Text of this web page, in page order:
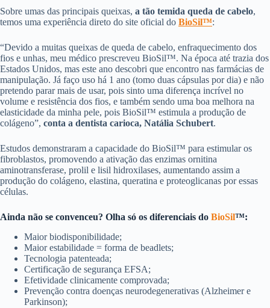
Sobre umas das principais queixas, a tão temida queda de cabelo,
temos uma experiência direto do site oficial do BioSil™:
“Devido a muitas queixas de queda de cabelo, enfraquecimento dos
fios e unhas, meu médico prescreveu BioSil™. Na época até trazia dos
Estados Unidos, mas este ano descobri que encontro nas farmácias de
manipulação. Já faço uso há 1 ano (tomo duas cápsulas por dia) e não
pretendo parar mais de usar, pois sinto uma diferença incrível no
volume e resistência dos fios, e também sendo uma boa melhora na
elasticidade da minha pele, pois BioSil™ estimula a produção de
colágeno”, conta a dentista carioca, Natália Schubert.
Estudos demonstraram a capacidade do BioSil™ para estimular os
fibroblastos, promovendo a ativação das enzimas ornitina
aminotransferase, prolil e lisil hidroxilases, aumentando assim a
produção do colágeno, elastina, queratina e proteoglicanas por essas
células.
Ainda não se convenceu? Olha só os diferenciais do BioSil™:
Maior biodisponibilidade;
Maior estabilidade = forma de beadlets;
Tecnologia patenteada;
Certificação de segurança EFSA;
Efetividade clinicamente comprovada;
Prevenção contra doenças neurodegenerativas (Alzheimer e
Parkinson);